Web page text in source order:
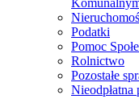
Podatki
Pomoc
Rolnictwo
Pozostałe
Nieodpłatna